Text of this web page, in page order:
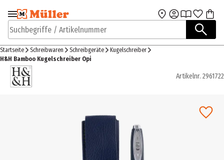
Zur Navigation
springen
Zum Hauptinhalt
Suchbegriffe / Artikelnummer
Startseite Schreibwaren Schreibgeräte
Kugelschreiber
H&H Bamboo Kugelschreiber Opi
Artikelnr. 2961722